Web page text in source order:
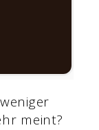
meint?